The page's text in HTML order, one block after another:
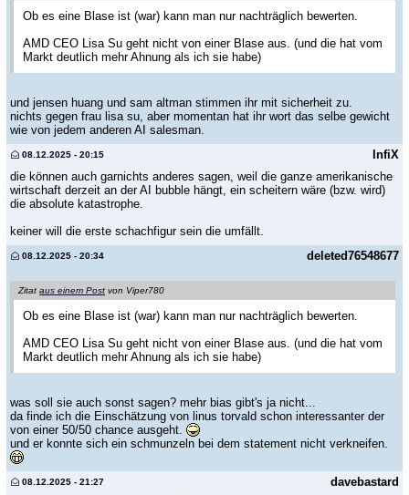
Ob es eine Blase ist (war) kann man nur nachträglich bewerten.
AMD CEO Lisa Su geht nicht von einer Blase aus. (und die hat vom
Markt deutlich mehr Ahnung als ich sie habe)
und jensen huang und sam altman stimmen ihr mit sicherheit zu.
nichts gegen frau lisa su, aber momentan hat ihr wort das selbe gewicht
wie von jedem anderen AI salesman.
InfiX
08.12.2025 - 20:15
die können auch garnichts anderes sagen, weil die ganze amerikanische
wirtschaft derzeit an der AI bubble hängt, ein scheitern wäre (bzw. wird)
die absolute katastrophe.
keiner will die erste schachfigur sein die umfällt.
deleted76548677
08.12.2025 - 20:34
Zitat aus einem Post von Viper780
Ob es eine Blase ist (war) kann man nur nachträglich bewerten.
AMD CEO Lisa Su geht nicht von einer Blase aus. (und die hat vom
Markt deutlich mehr Ahnung als ich sie habe)
was soll sie auch sonst sagen? mehr bias gibt's ja nicht...
da finde ich die Einschätzung von linus torvald schon interessanter der
von einer 50/50 chance ausgeht.
und er konnte sich ein schmunzeln bei dem statement nicht verkneifen.
davebastard
08.12.2025 - 21:27